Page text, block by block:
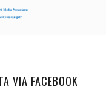
VIA FACEBOOK